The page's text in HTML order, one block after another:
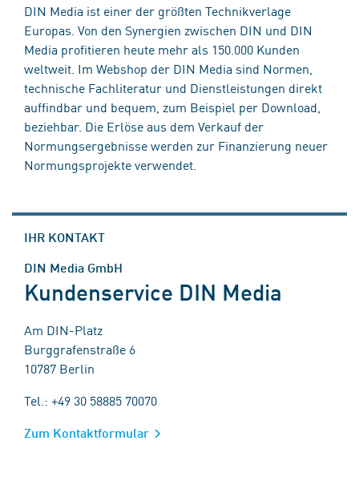
DIN Media ist einer der größten Technikverlage
Europas. Von den Synergien zwischen DIN und DIN
Media profitieren heute mehr als 150.000 Kunden
weltweit. Im Webshop der DIN Media sind Normen,
technische Fachliteratur und Dienstleistungen direkt
auffindbar und bequem, zum Beispiel per Download,
beziehbar. Die Erlöse aus dem Verkauf der
Normungsergebnisse werden zur Finanzierung neuer
Normungsprojekte verwendet.
IHR KONTAKT
DIN Media GmbH
Kundenservice DIN Media
Am DIN-Platz
Burggrafenstraße 6
10787 Berlin
Tel.: +49 30 58885 70070
Zum Kontaktformular